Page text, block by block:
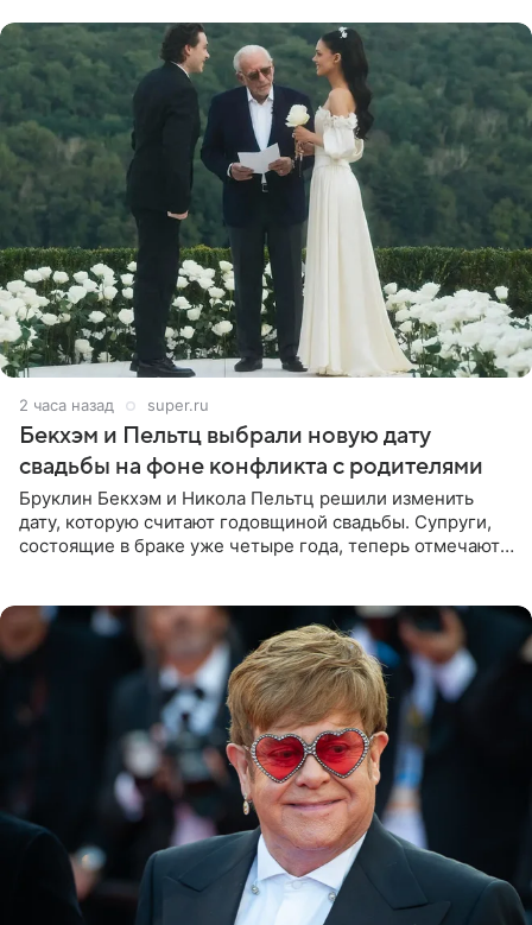
2 часа назад super.ru
Бекхэм и Пельтц выбрали новую дату
свадьбы на фоне конфликта с родителями
Бруклин Бекхэм и Никола Пельтц решили изменить
дату, которую считают годовщиной свадьбы. Супруги,
состоящие в браке уже четыре года, теперь отмечают